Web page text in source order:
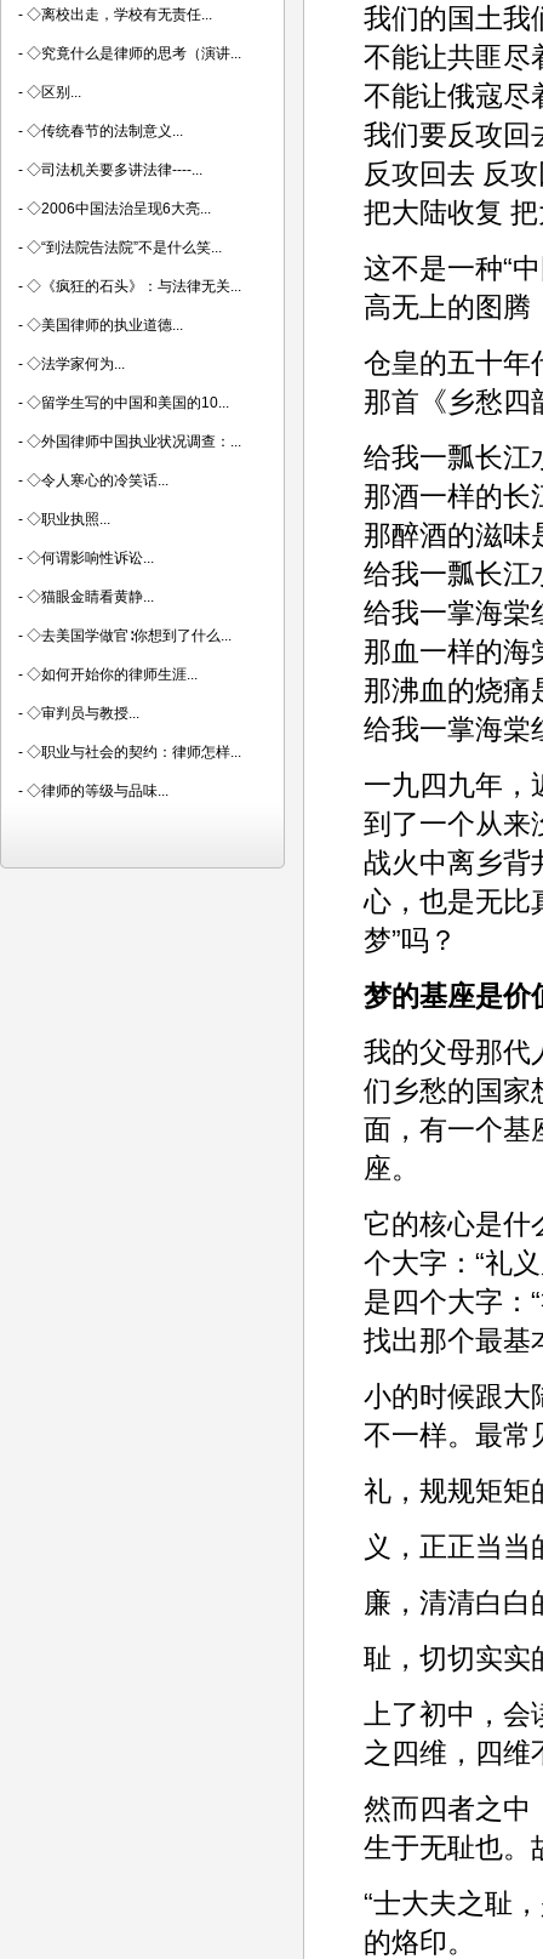
我们的国土我
不能让共匪尽
不能让俄寇尽
我们要反攻回
反攻回去 反
把大陆收复
这不是一种“
高无上的图腾
仓皇的五十年
那首《乡愁四
给我一瓢长江
那酒一样的长
那醉酒的滋味
给我一瓢长江
给我一掌海棠
那血一样的海
那沸血的烧痛
给我一掌海棠
一九四九年，
到了一个从来
战火中离乡背
心，也是无比
梦”吗？
梦的基座是价
我的父母那代
们乡愁的国家
面，有一个基
座。
它的核心是什
个大字：“礼
是四个大字：
找出那个最基
小的时候跟大
不一样。最常
礼，规规矩矩
义，正正当当
廉，清清白白
耻，切切实实
上了初中，
之四维，四维
然而四者之中
生于无耻也。
“士大夫之耻
的烙印。
- ◇离校出走，学校有无责任...
- ◇究竟什么是律师的思考（演讲...
- ◇区别...
- ◇传统春节的法制意义...
- ◇司法机关要多讲法律----...
- ◇2006中国法治呈现6大亮...
- ◇“到法院告法院”不是什么笑...
- ◇《疯狂的石头》：与法律无关...
- ◇美国律师的执业道德...
- ◇法学家何为...
- ◇留学生写的中国和美国的10...
- ◇外国律师中国执业状况调查：...
- ◇令人寒心的冷笑话...
- ◇职业执照...
- ◇何谓影响性诉讼...
- ◇猫眼金睛看黄静...
- ◇去美国学做官∶你想到了什么...
- ◇如何开始你的律师生涯...
- ◇审判员与教授...
- ◇职业与社会的契约：律师怎样...
- ◇律师的等级与品味...